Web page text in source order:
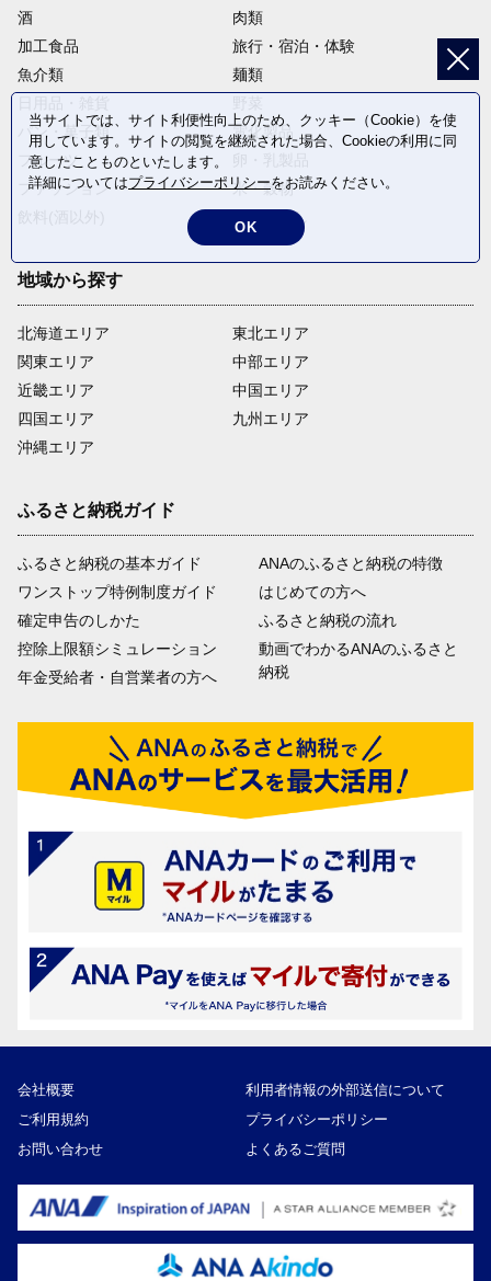
寄付額 14,000円
酒
肉類
加工食品
旅行・宿泊・体験
魚介類
麺類
パン・菓子類
電化製品
フルーツ
ファッション
米・穀物
返礼品なし
地域から探す
北海道エリア
関東エリア
近畿エリア
四国エリア
沖縄エリア
東北エリア
中部エリア
中国エリア
九州エリア
ふるさと納税ガイド
ふるさと納税の基本ガイド
ワンストップ特例制度ガイド
確定申告のしかた
控除上限額シミュレーション
年金受給者・自営業者の方へ
ANAのふるさと納税の特徴
はじめての方へ
ふるさと納税の流れ
動画でわかるANAのふるさと
納税
会社概要
利用者情報の外部送信について
ご利用規約
プライバシーポリシー
お問い合わせ
よくあるご質問
当サイトでは、サイト利便性向上のため、クッキー（Cookie）を使
用しています。サイトの閲覧を継続された場合、Cookieの利用に同
意したことものといたします。
詳細についてはプライバシーポリシーをお読みください。
OK